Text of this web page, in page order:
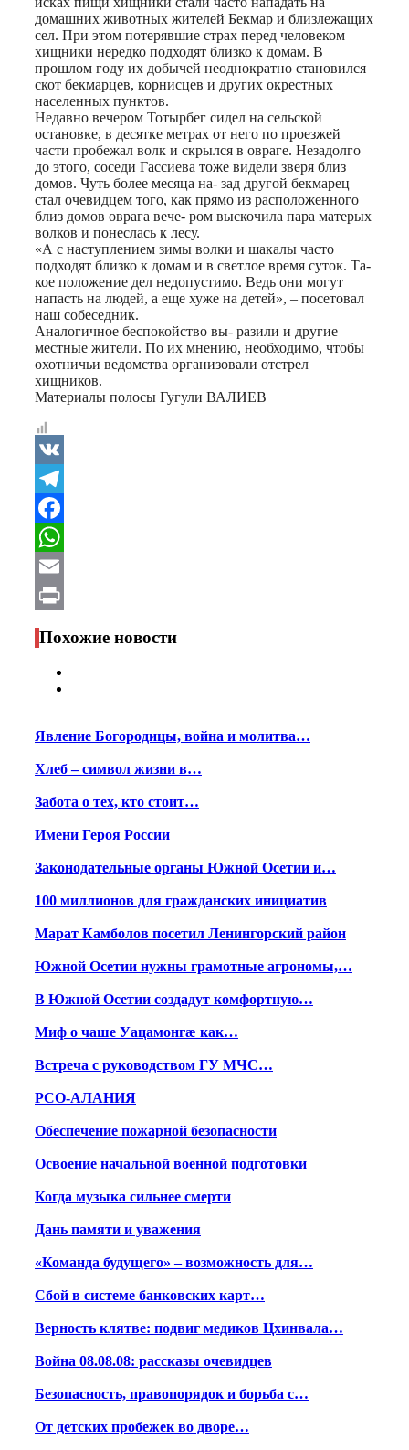
домашних животных жителей Бекмар и близлежащих
сел. При этом потерявшие страх перед человеком
хищники нередко подходят близко к домам. В
прошлом году их добычей неоднократно становился
скот бекмарцев, корнисцев и других окрестных
населенных пунктов.
Недавно вечером Тотырбег сидел на сельской
остановке, в десятке метрах от него по проезжей
части пробежал волк и скрылся в овраге. Незадолго
до этого, соседи Гассиева тоже видели зверя близ
домов. Чуть более месяца на- зад другой бекмарец
стал очевидцем того, как прямо из расположенного
близ домов оврага вече- ром выскочила пара матерых
волков и понеслась к лесу.
«А с наступлением зимы волки и шакалы часто
подходят близко к домам и в светлое время суток. Та-
кое положение дел недопустимо. Ведь они могут
напасть на людей, а еще хуже на детей», – посетовал
наш собеседник.
Аналогичное беспокойство вы- разили и другие
местные жители. По их мнению, необходимо, чтобы
охотничьи ведомства организовали отстрел
хищников.
Материалы полосы Гугули ВАЛИЕВ
VK
Telegram
Facebook
WhatsApp
Email
Print
Похожие новости
Явление Богородицы, война и молитва…
Хлеб – символ жизни в…
Забота о тех, кто стоит…
Имени Героя России
Законодательные органы Южной Осетии и…
100 миллионов для гражданских инициатив
Марат Камболов посетил Ленингорский район
Южной Осетии нужны грамотные агрономы,…
В Южной Осетии создадут комфортную…
Миф о чаше Уацамонгæ как…
Встреча с руководством ГУ МЧС…
РСО-АЛАНИЯ
Обеспечение пожарной безопасности
Освоение начальной военной подготовки
Когда музыка сильнее смерти
Дань памяти и уважения
«Команда будущего» – возможность для…
Сбой в системе банковских карт…
Верность клятве: подвиг медиков Цхинвала…
Война 08.08.08: рассказы очевидцев
Безопасность, правопорядок и борьба с…
От детских пробежек во дворе…